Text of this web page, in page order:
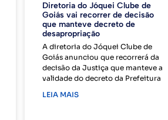
Diretoria do Jóquei Clube de
Goiás vai recorrer de decisão
que manteve decreto de
desapropriação
A diretoria do Jóquei Clube de
Goiás anunciou que recorrerá da
decisão da Justiça que manteve a
validade do decreto da Prefeitura
LEIA MAIS